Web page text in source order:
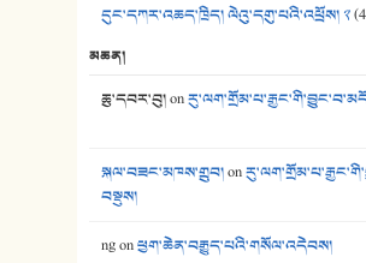
དུང་དཀར་འཆད་ཁྲིད། ལེའུ་དགུ་པའི་འཕྲོས། ༢
མཆན།
ཆུ་དབར་བུ།on
སྐལ་བཟང་མཁས་གྲུབ།on
བསྡུས།
ngonཕྱག་ཆེན་བརྒྱུད་པའི་གསོལ་འདེབས།